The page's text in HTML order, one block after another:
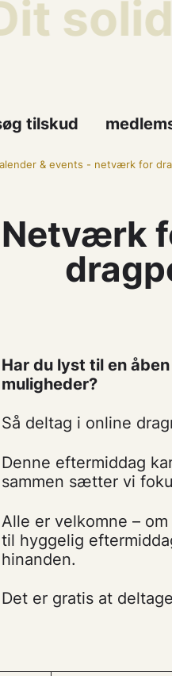
tilskud
& events - netværk for
Netværk
Har du lyst til en
muligheder?
Så deltag i online
Denne eftermiddag
sammen sætter vi
Alle er velkomne –
til hyggelig
hinanden.
Det er gratis at